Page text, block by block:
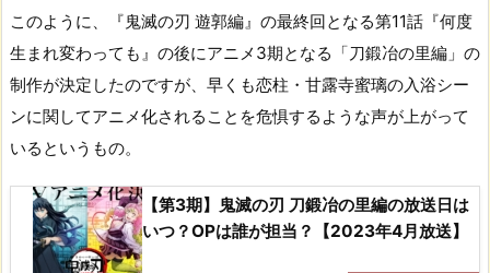
このように、『鬼滅の刃 遊郭編』の最終回となる第11話『何度
生まれ変わっても』の後にアニメ3期となる「刀鍛冶の里編」の
制作が決定したのですが、早くも恋柱・甘露寺蜜璃の入浴シー
ンに関してアニメ化されることを危惧するような声が上がって
いるというもの。
【第3期】鬼滅の刃 刀鍛冶の里編の放送日は
いつ？OPは誰が担当？【2023年4月放送】